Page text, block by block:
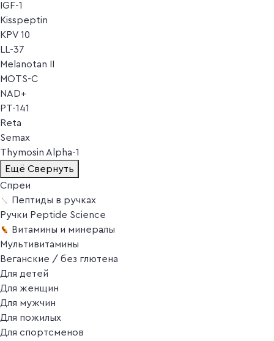
IGF-1
Kisspeptin
KPV 10
LL-37
Melanotan II
MOTS-C
NAD+
PT-141
Reta
Semax
Thymosin Alpha-1
Ещё Свернуть
Спреи
Пептиды в ручках
Ручки Peptide Science
Витамины и минералы
Мультивитамины
Веганские / без глютена
Для детей
Для женщин
Для мужчин
Для пожилых
Для спортсменов